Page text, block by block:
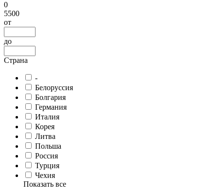
0
5500
от
до
Страна
-
Белоруссия
Болгария
Германия
Италия
Корея
Литва
Польша
Россия
Турция
Чехия
Показать все